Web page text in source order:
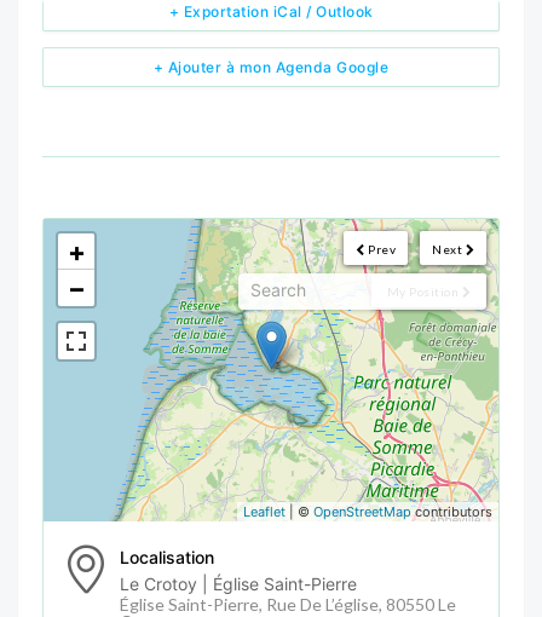
+ Ajouter à mon Agenda Google
+ Exportation iCal / Outlook
Next
Prev
My Position
<!---->
+
−
Leaflet | © OpenStreetMapcontributors
Localisation
Le Crotoy | Église Saint-Pierre
Église Saint-Pierre, Rue De L’église, 80550 Le